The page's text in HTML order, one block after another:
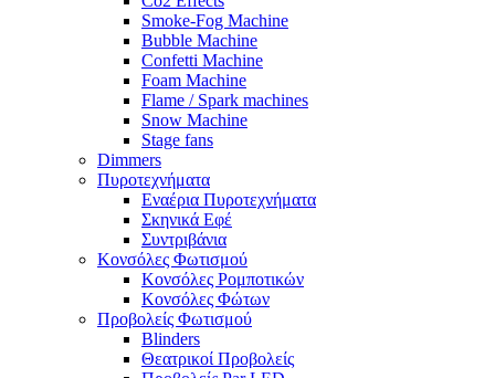
Smoke-Fog Machine
Bubble Machine
Confetti Machine
Foam Machine
Flame / Spark machines
Snow Machine
Stage fans
Dimmers
Πυροτεχνήματα
Εναέρια Πυροτεχνήματα
Σκηνικά Εφέ
Συντριβάνια
Κονσόλες Φωτισμού
Κονσόλες Ρομποτικών
Κονσόλες Φώτων
Προβολείς Φωτισμού
Blinders
Θεατρικοί Προβολείς